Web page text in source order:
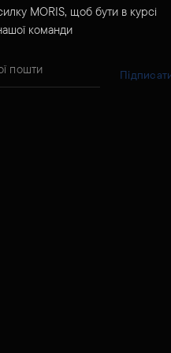
MORIS, щоб бути в курсі
команди